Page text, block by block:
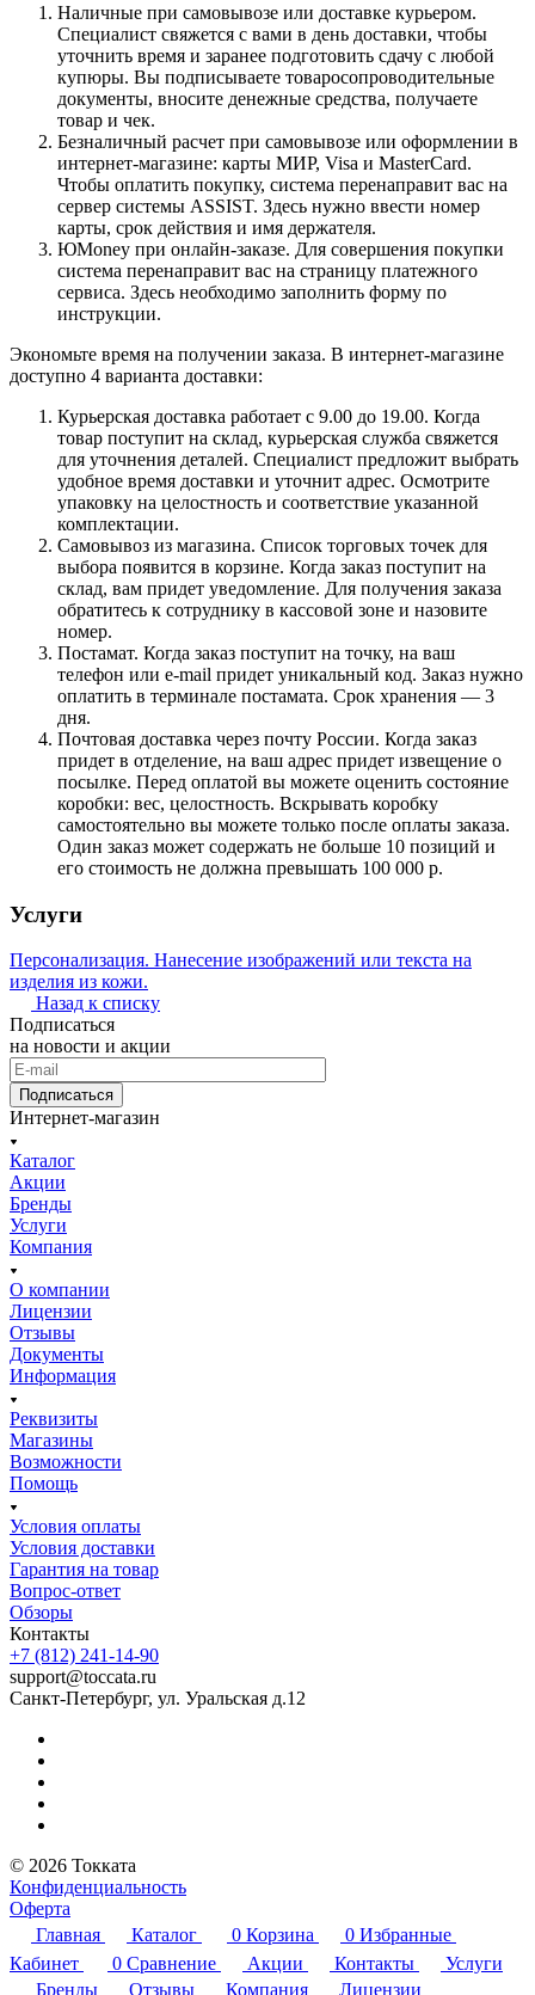
Наличные при самовывозе или доставке курьером.
Специалист свяжется с вами в день доставки, чтобы
уточнить время и заранее подготовить сдачу с любой
купюры. Вы подписываете товаросопроводительные
документы, вносите денежные средства, получаете
товар и чек.
Безналичный расчет при самовывозе или оформлении в
интернет-магазине: карты МИР, Visa и MasterCard.
Чтобы оплатить покупку, система перенаправит вас на
сервер системы ASSIST. Здесь нужно ввести номер
карты, срок действия и имя держателя.
ЮMoney при онлайн-заказе. Для совершения покупки
система перенаправит вас на страницу платежного
сервиса. Здесь необходимо заполнить форму по
инструкции.
Экономьте время на получении заказа. В интернет-магазине
доступно 4 варианта доставки:
Курьерская доставка работает с 9.00 до 19.00. Когда
товар поступит на склад, курьерская служба свяжется
для уточнения деталей. Специалист предложит выбрать
удобное время доставки и уточнит адрес. Осмотрите
упаковку на целостность и соответствие указанной
комплектации.
Самовывоз из магазина. Список торговых точек для
выбора появится в корзине. Когда заказ поступит на
склад, вам придет уведомление. Для получения заказа
обратитесь к сотруднику в кассовой зоне и назовите
номер.
Постамат. Когда заказ поступит на точку, на ваш
телефон или e-mail придет уникальный код. Заказ нужно
оплатить в терминале постамата. Срок хранения — 3
дня.
Почтовая доставка через почту России. Когда заказ
придет в отделение, на ваш адрес придет извещение о
посылке. Перед оплатой вы можете оценить состояние
коробки: вес, целостность. Вскрывать коробку
самостоятельно вы можете только после оплаты заказа.
Один заказ может содержать не больше 10 позиций и
его стоимость не должна превышать 100 000 р.
Услуги
Персонализация. Нанесение изображений или текста на
изделия из кожи.
Назад к списку
Подписаться
на новости и акции
Подписаться
Интернет-магазин
Каталог
Акции
Бренды
Услуги
Компания
О компании
Лицензии
Отзывы
Документы
Информация
Реквизиты
Магазины
Возможности
Помощь
Условия оплаты
Условия доставки
Гарантия на товар
Вопрос-ответ
Обзоры
Контакты
+7 (812) 241-14-90
support@toccata.ru
Санкт-Петербург, ул. Уральская д.12
© 2026 Токката
Конфиденциальность
Оферта
Главная
Каталог 0 Корзина 0 Избранные
Кабинет
0 Сравнение Акции Контакты
Услуги
Бренды
Отзывы Компания Лицензии